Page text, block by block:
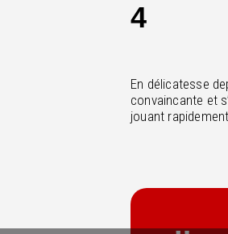
4
En délicatesse
convaincante et
jouant